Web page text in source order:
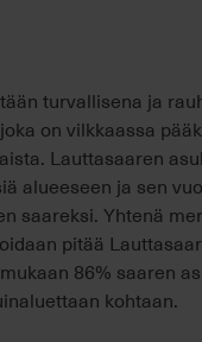
turvallisena ja
on vilkkaassa
Lauttasaaren
alueeseen ja sen
saareksi. Yhtenä
pitää
86% saaren
kohtaan.